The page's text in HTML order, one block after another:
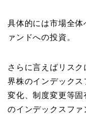
具体的には市場全
ァンドへの投資。
さらに言えばリス
界株のインデック
変化、制度変更等
のインデックスファ